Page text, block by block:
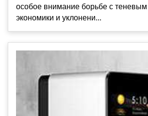
особое внимание борьбе с теневым
экономики и уклонени...